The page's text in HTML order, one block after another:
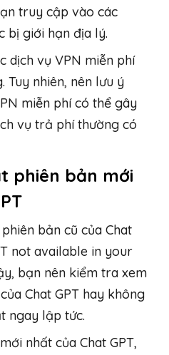
truy cập vào các
bị giới hạn địa lý.
dịch vụ VPN miễn phí
nhiên, nên lưu ý
miễn phí có thể gây
vụ trả phí thường có
phiên bản mới
bản cũ của Chat
not available in your
bạn nên kiểm tra xem
Chat GPT hay không
ngay lập tức.
nhất của Chat GPT,